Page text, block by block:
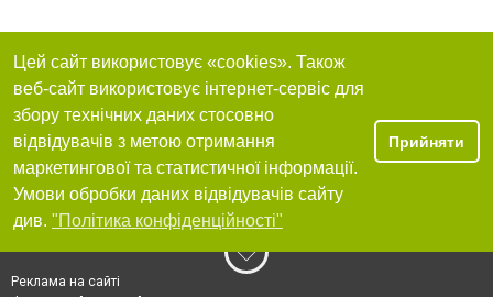
Цей сайт використовує «cookies». Також
веб-сайт використовує інтернет-сервіс для
збору технічних даних стосовно
відвідувачів з метою отримання
маркетингової та статистичної інформації.
Умови обробки даних відвідувачів сайту
див. "Політика конфіденційності"
Прийняти
Реклама на сайті